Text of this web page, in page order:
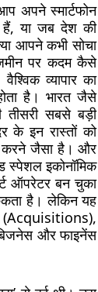
अपने स्मार्टफोन
या जब देश की
आपने कभी सोचा
पर कदम कैसे
व्यापार का
है। भारत जैसे
सबसे बड़ी
के इन रास्तों को
करने जैसा है। और
स्पेशल इकोनॉमिक
ऑपरेटर बन चुका
है। लेकिन यह
(Acquisitions),
और फाइनेंस